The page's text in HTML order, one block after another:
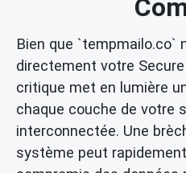
Bien que `tempmailo.co`
directement votre
critique met en lumière
chaque couche de votre
interconnectée. Une
système peut